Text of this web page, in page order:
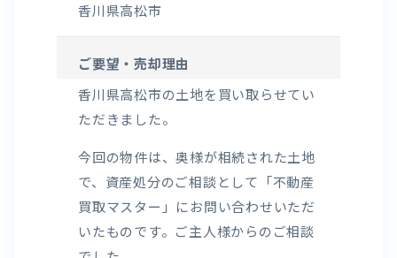
香川県高松市
ご要望・売却理由
香川県高松市の土地を買い取らせてい
ただきました。
今回の物件は、奥様が相続された土地
で、資産処分のご相談として「不動産
買取マスター」にお問い合わせいただ
いたものです。ご主人様からのご相談